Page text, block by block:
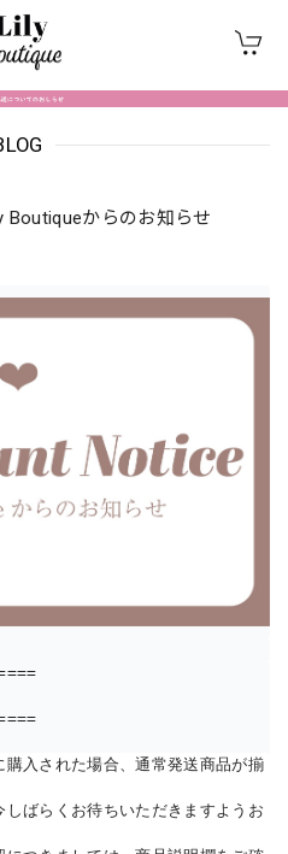
Boutiqueからのお知らせ
入された場合、通常発送商品が揃
ばらくお待ちいただきますようお